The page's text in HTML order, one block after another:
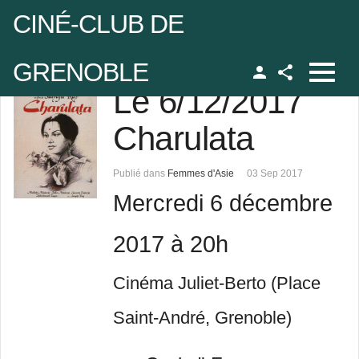
CINÉ-CLUB DE
GRENOBLE
Facebook
Le 6/12/2017
Charulata
Publié dans Femmes d'Asie 03 Sep 2017
Mercredi 6 décembre
2017 à 20h
Cinéma Juliet-Berto (Place
Saint-André, Grenoble)
passe
Se rappeler de moi